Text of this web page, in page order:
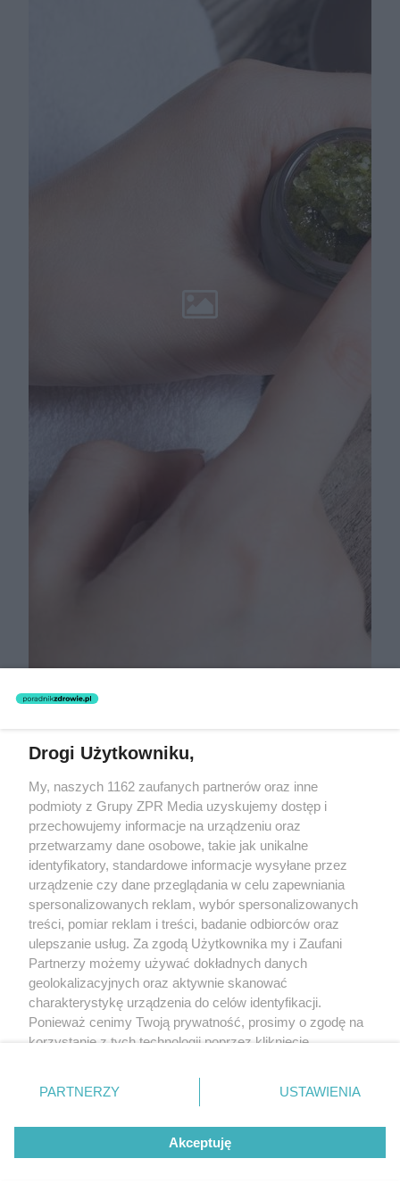
Odmłodzą i nawilżą zniszczone
efekt jak z salonu
Drogi Użytkowniku,
My, naszych 1162 zaufanych partnerów oraz inne
podmioty z Grupy ZPR Media uzyskujemy dostęp i
przechowujemy informacje na urządzeniu oraz
przetwarzamy dane osobowe, takie jak unikalne
identyfikatory, standardowe informacje wysyłane przez
urządzenie czy dane przeglądania w celu zapewniania
spersonalizowanych reklam, wybór spersonalizowanych
treści, pomiar reklam i treści, badanie odbiorców oraz
ulepszanie usług. Za zgodą Użytkownika my i Zaufani
Partnerzy możemy używać dokładnych danych
geolokalizacyjnych oraz aktywnie skanować
charakterystykę urządzenia do celów identyfikacji.
Ponieważ cenimy Twoją prywatność, prosimy o zgodę na
korzystanie z tych technologii poprzez kliknięcie
zmienić/wycofać klikając przycisk ustawień prywatności
znajdujący się w lewym dolnym rogu strony
rodzaje przetwarzania danych nie wymagają zgody
użytkownika, ale masz prawo sprzeciwić się takiemu
przetwarzaniu. Preferencje będą miały zastosowanie tylko
PARTNERZY USTAWIENIA
Akceptuję